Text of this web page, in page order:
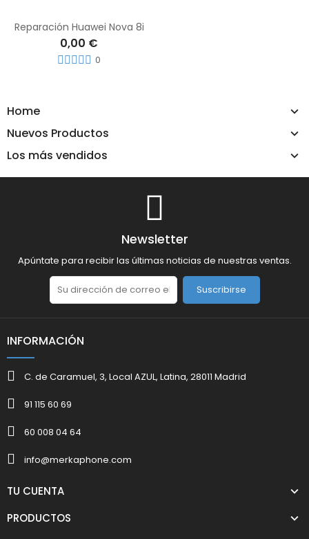
Home
Nuevos Productos
Los más vendidos
Reparación Huawei Nova 8i
0,00 €
0
Newsletter
Apúntate para recibir las últimas noticias de nuestras ventas.
Suscribirse
INFORMACIÓN
C. de Caramuel, 3, Local AZUL, Latina, 28011 Madrid
91 115 60 69
60 008 04 64
info@merkaphone.com
TU CUENTA
PRODUCTOS